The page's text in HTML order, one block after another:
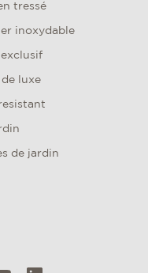
tressé
inoxydable
luxe
de jardin